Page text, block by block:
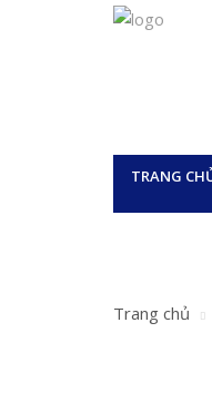
TRANG
Trang chủ